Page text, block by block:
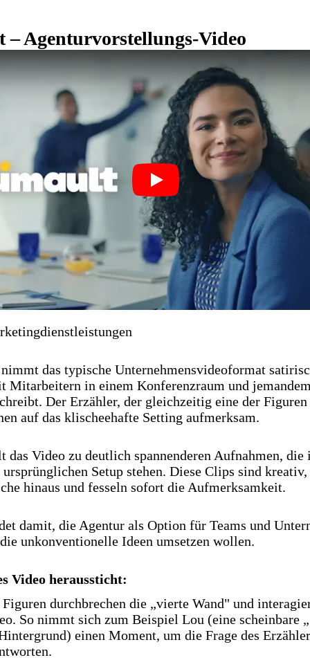
– Agenturvorstellungs-Video
Play
das typische Unternehmensvideoformat
Mitarbeitern in einem Konferenzraum und
Der Erzähler, der gleichzeitig eine der
auf das klischeehafte Setting aufmerksam.
das Video zu deutlich spannenderen Aufnahmen, die
Setup stehen. Diese Clips sind kreativ,
hinaus und fesseln sofort die Aufmerksamkeit.
damit, die Agentur als Option für Teams und
unkonventionelle Ideen umsetzen wollen.
Video heraussticht:
durchbrechen die „vierte Wand" und
So nimmt sich zum Beispiel Lou (eine scheinbare
einen Moment, um die Frage des